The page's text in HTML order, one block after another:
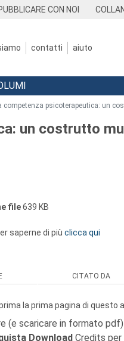
CON NOI
contatti aiuto
competenza psicoterapeutica: un
un costrutto
file639 KB
saperne di più clicca qui
CITATO DA
la prima pagina di questo
(e scaricare in formato
Download Credits